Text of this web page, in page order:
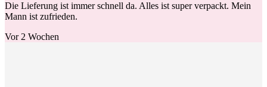
Die Lieferung ist immer schnell da. Alles ist super verpackt. Mein
Mann ist zufrieden.
Vor 2 Wochen